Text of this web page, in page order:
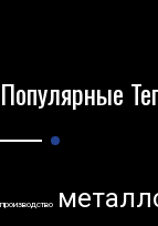
Популярные
производство